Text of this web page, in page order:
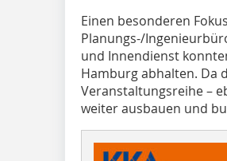
Einen besonderen
Planungs-/
und Innendienst
Hamburg abhalten. Da
Veranstaltungsreihe –
weiter ausbauen und